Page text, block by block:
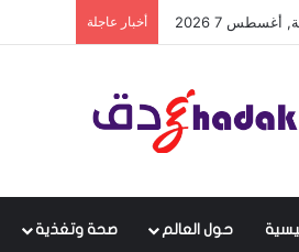
أغسطس 7 2026 أخبار عاجلة
حول العالم صحة وتغذية